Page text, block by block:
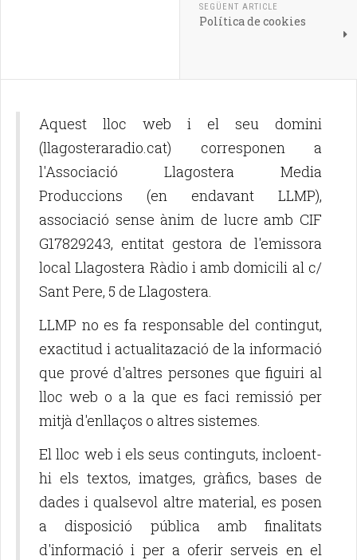
SEGÜENT ARTICLE
Política de cookies
Aquest lloc web i el seu domini
(llagosteraradio.cat) corresponen a
l'Associació Llagostera Media
Produccions (en endavant LLMP),
associació sense ànim de lucre amb CIF
G17829243, entitat gestora de l'emissora
local Llagostera Ràdio i amb domicili al c/
Sant Pere, 5 de Llagostera.
LLMP no es fa responsable del contingut,
exactitud i actualitazació de la informació
que prové d'altres persones que figuiri al
lloc web o a la que es faci remissió per
mitjà d'enllaços o altres sistemes.
El lloc web i els seus continguts, incloent-
hi els textos, imatges, gràfics, bases de
dades i qualsevol altre material, es posen
a disposició pública amb finalitats
d'informació i per a oferir serveis en el